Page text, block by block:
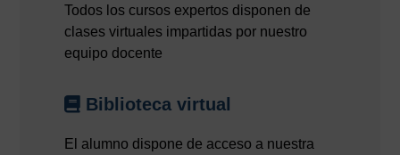
Todos los cursos expertos disponen de
clases virtuales impartidas por nuestro
equipo docente
Biblioteca virtual
El alumno dispone de acceso a nuestra